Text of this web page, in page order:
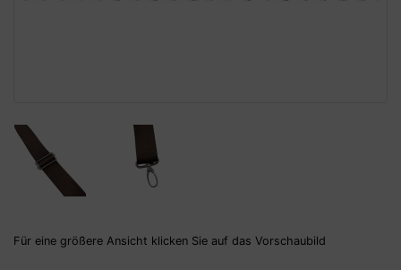
Für eine größere Ansicht klicken Sie auf das Vorschaubild